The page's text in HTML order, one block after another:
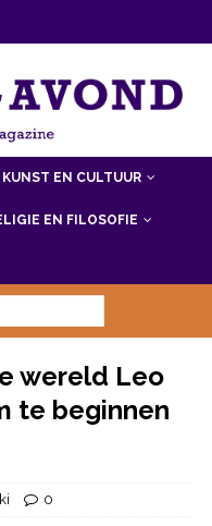
KUNST EN CULTUUR
EN FILOSOFIE
wereld Leo
te beginnen
0